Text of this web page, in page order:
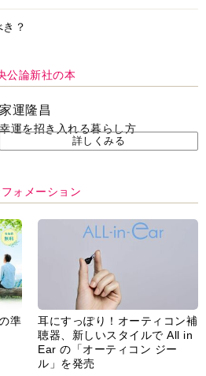
？
公論新社の本
家運隆昌
幸運を招き入れる暮らし方
詳しくみる
ォメーション
準
耳にすっぽり！オーティコン補
聴器、新しいスタイルで All in
Ear の「オーティコン ジー
ル」を発売